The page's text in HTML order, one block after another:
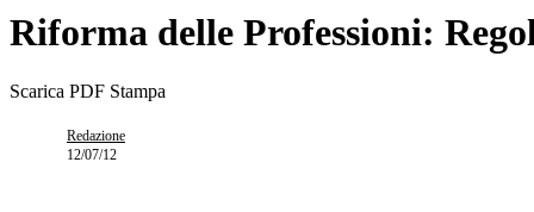
Riforma delle Professioni:
Scarica PDF Stampa
Redazione
12/07/12